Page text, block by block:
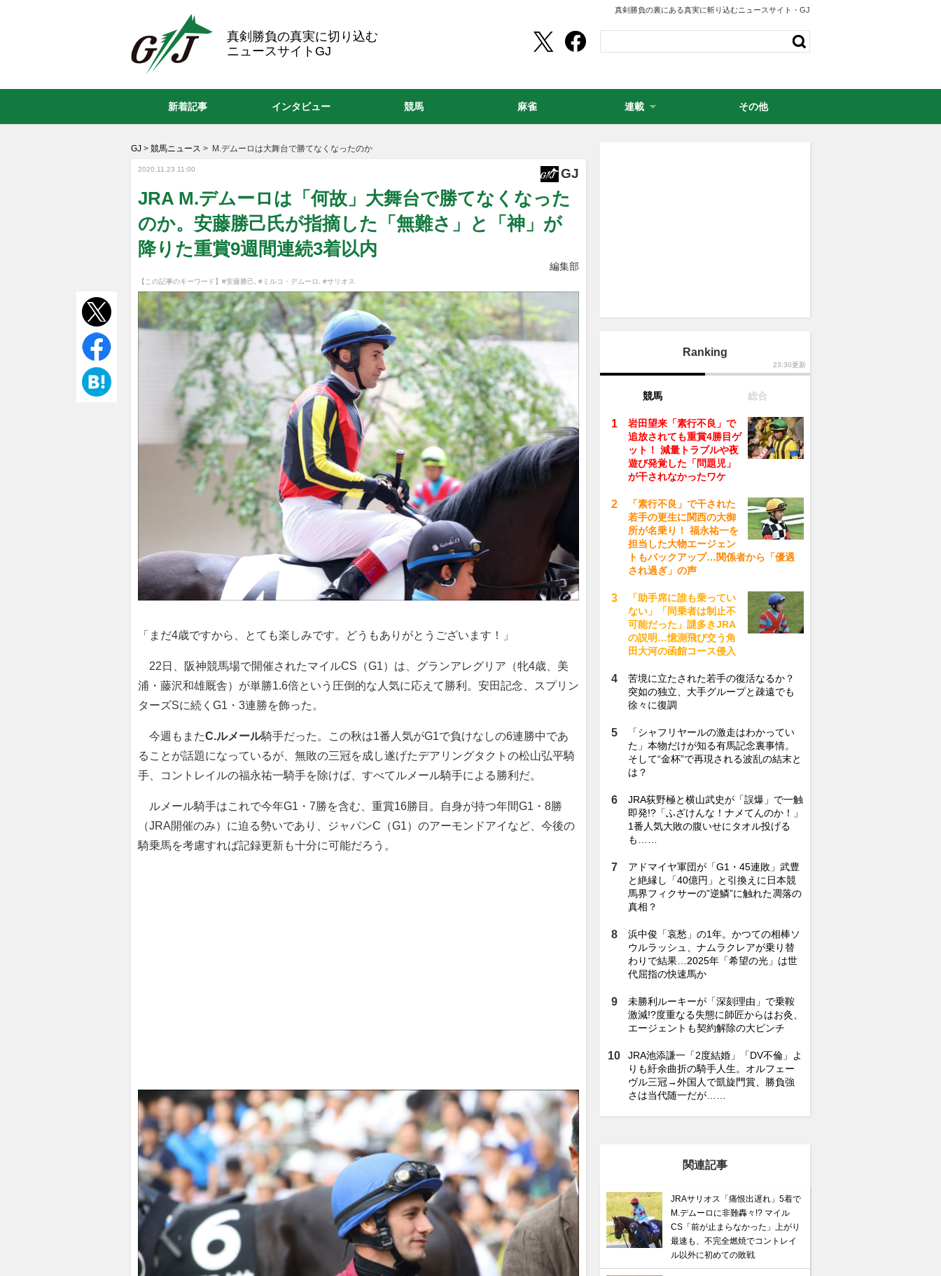
真剣勝負の裏にある真実に斬り込むニュースサイト・GJ
真剣勝負の真実に切り込む
ニュースサイトGJ
GJ > 競馬ニュース > M.デムーロは大舞台で勝てなくなったのか
2020.11.23 11:00 GJ
JRA M.デムーロは「何故」大舞台で勝てなくなった
のか。安藤勝己氏が指摘した「無難さ」と「神」が
降りた重賞9週間連続3着以内
編集部
【この記事のキーワード】 #安藤勝己 #ミルコ・デムーロ #サリオス
「まだ4歳ですから、とても楽しみです。どうもありがとうございます！」
22日、阪神競馬場で開催されたマイルCS（G1）は、グランアレグリア（牝4歳、美
浦・藤沢和雄厩舎）が単勝1.6倍という圧倒的な人気に応えて勝利。安田記念、スプリン
ターズSに続くG1・3連勝を飾った。
今週もまたC.ルメール騎手だった。この秋は1番人気がG1で負けなしの6連勝中であ
ることが話題になっているが、無敗の三冠を成し遂げたデアリングタクトの松山弘平騎
手、コントレイルの福永祐一騎手を除けば、すべてルメール騎手による勝利だ。
ルメール騎手はこれで今年G1・7勝を含む、重賞16勝目。自身が持つ年間G1・8勝
（JRA開催のみ）に迫る勢いであり、ジャパンC（G1）のアーモンドアイなど、今後の
騎乗馬を考慮すれば記録更新も十分に可能だろう。
Ranking
23:30更新
競馬 総合
岩田望来「素行不良」で
追放されても重賞4勝目ゲ
ット！ 減量トラブルや夜
遊び発覚した「問題児」
が干されなかったワケ
「素行不良」で干された
若手の更生に関西の大御
所が名乗り！ 福永祐一を
担当した大物エージェン
トもバックアップ…関係者から「優遇
され過ぎ」の声
「助手席に誰も乗ってい
ない」「同乗者は制止不
可能だった」謎多きJRA
の説明…憶測飛び交う角
田大河の函館コース侵入
苦境に立たされた若手の復活なるか？
突如の独立、大手グループと疎遠でも
徐々に復調
「シャフリヤールの激走はわかってい
た」本物だけが知る有馬記念裏事情。
そして“金杯”で再現される波乱の結末と
は？
JRA荻野極と横山武史が「誤爆」で一触
即発!?「ふざけんな！ナメてんのか！」
1番人気大敗の腹いせにタオル投げる
も……
アドマイヤ軍団が「G1・45連敗」武豊
と絶縁し「40億円」と引換えに日本競
馬界フィクサーの”逆鱗”に触れた凋落の
真相？
浜中俊「哀愁」の1年。かつての相棒ソ
ウルラッシュ、ナムラクレアが乗り替
わりで結果…2025年「希望の光」は世
代屈指の快速馬か
未勝利ルーキーが「深刻理由」で乗鞍
激減!?度重なる失態に師匠からはお灸、
エージェントも契約解除の大ピンチ
JRA池添謙一「2度結婚」「DV不倫」よ
りも紆余曲折の騎手人生。オルフェー
ヴル三冠→外国人で凱旋門賞、勝負強
さは当代随一だが……
関連記事
JRAサリオス「痛恨出遅れ」5着で
M.デムーロに非難轟々!? マイル
CS「前が止まらなかった」上がり
最速も、不完全燃焼でコントレイ
ル以外に初めての敗戦
新着記事 インタビュー 競馬 麻雀 連載 その他